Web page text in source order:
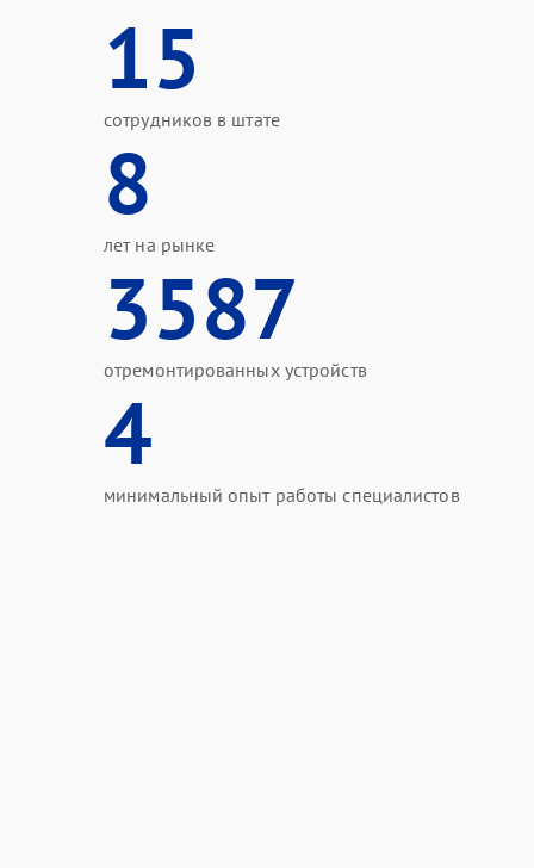
15
сотрудников в штате
8
лет на рынке
3587
отремонтированных устройств
4
минимальный опыт работы специалистов